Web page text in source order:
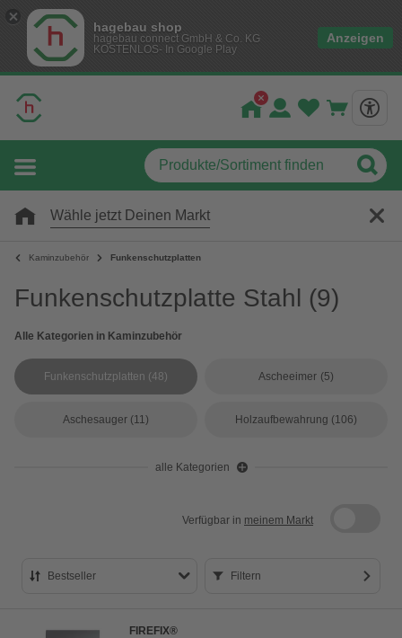
hagebau shop
hagebau connect GmbH & Co. KG
KOSTENLOS- In Google Play
Anzeigen
Wähle jetzt Deinen Markt
Kaminzubehör Funkenschutzplatten
Funkenschutzplatte Stahl (9)
Alle Kategorien in Kaminzubehör
Funkenschutzplatten (48) Ascheeimer (5)
Aschesauger (11) Holzaufbewahrung (106)
alle Kategorien
Verfügbar in meinem Markt
Bestseller Filtern
FIREFIX®